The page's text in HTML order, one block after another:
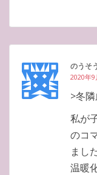
のうそ
2020年9
>冬
私が
のコ
まし
温暖